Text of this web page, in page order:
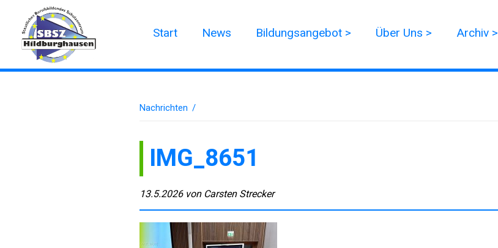
Start News Bildungsangebot > Über Uns > Archiv >
Nachrichten /
IMG_8651
13.5.2026 von Carsten Strecker